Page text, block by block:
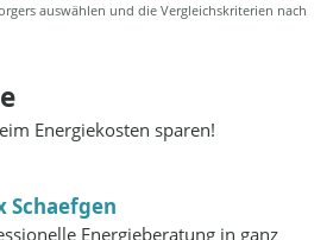
auswählen und die Vergleichskriterien nach
Energiekosten sparen!
Schaefgen
Energieberatung in ganz